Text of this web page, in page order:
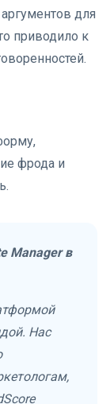
для
приводило к
фрода и
Manager в
Нас